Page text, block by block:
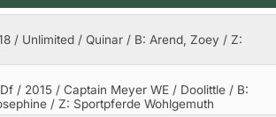
/ Unlimited / Quinar/ B: Arend, Zoey / Z:
/ 2015 / Captain Meyer WE / Doolittle/ B:
/ Z: Sportpferde Wohlgemuth